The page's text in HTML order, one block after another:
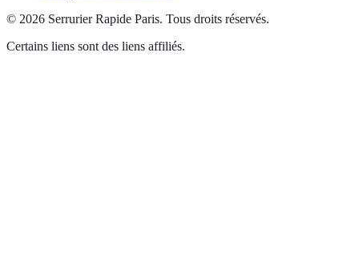
© 2026 Serrurier Rapide Paris. Tous droits réservés.
Certains liens sont des liens affiliés.